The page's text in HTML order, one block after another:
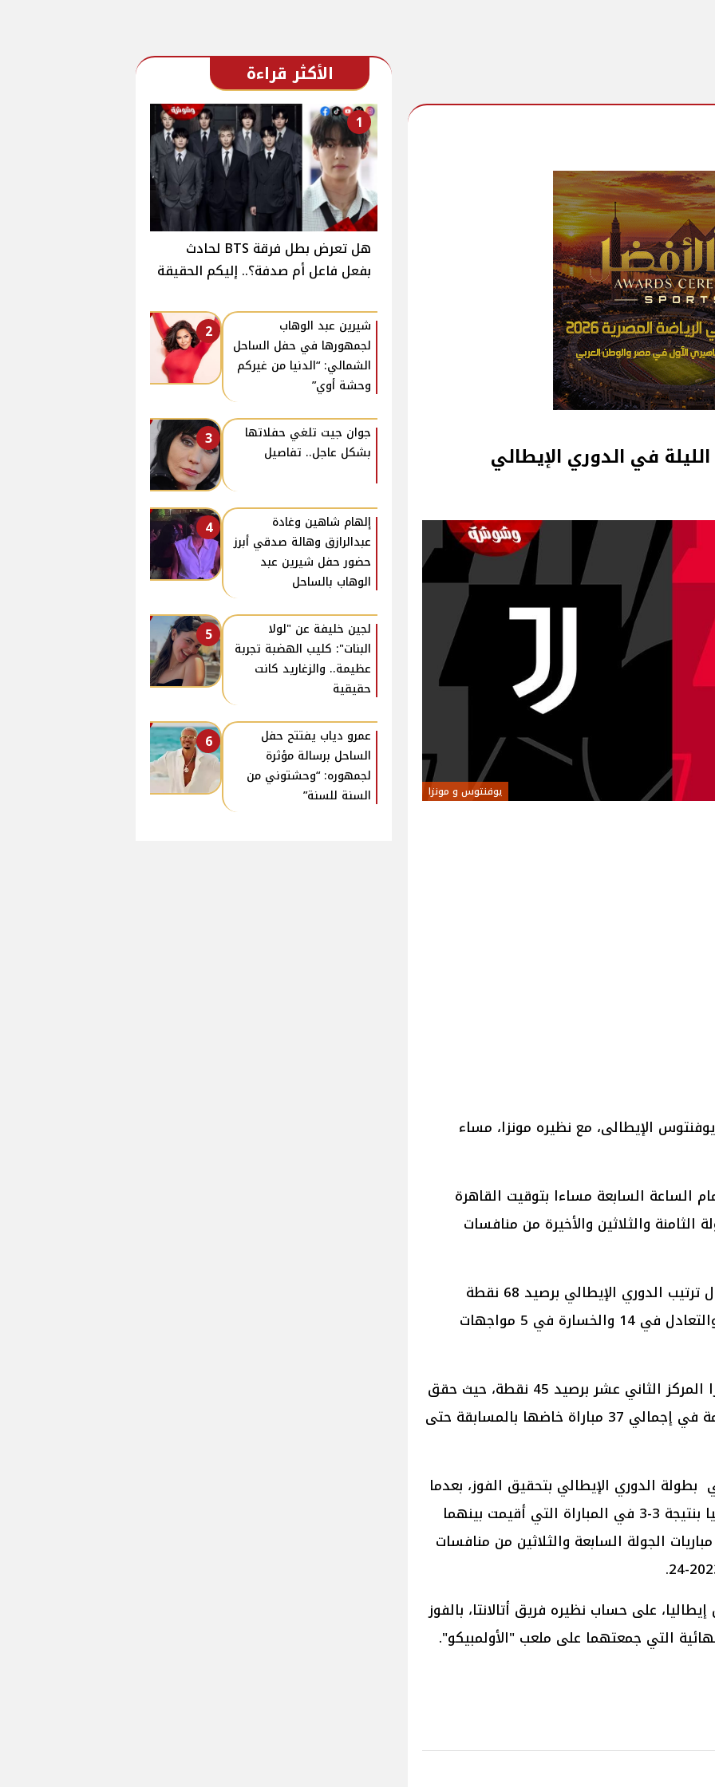
في الدوري الإيطالي
يوفنتوس و مونزا
الإيطالى، مع نظيره مونزا، مساء
الساعة السابعة مساءا بتوقيت القاهرة
والثلاثين والأخيرة من منافسات
ويحتل يوفنتوس المركز الرابع بجدول ترتيب الدوري الإيطالي برصيد 68 نقطة
جمعها من الفوز في 18 مواجهة والتعادل في 14 والخسارة في 5 مواجهات
وعلى الجانب الأخر، يحتل فريق مونزا المركز الثاني عشر برصيد 45 نقطة، حيث حقق
11 فوزا و12 تعادلا وتلقى 14 هزيمة في إجمالي 37 مباراة خاضها بالمسابقة حتى
الدوري الإيطالي بتحقيق الفوز، بعدما
حقق تعادلا مثيرا مؤخرا أمام بولونيا بنتيجة 3-3 في المباراة التي أقيمت بينهما
الجولة السابعة والثلاثين من منافسات
على حساب نظيره فريق أتالانتا، بالفوز
التي جمعتهما على ملعب "الأولمبيكو".
الأكثر قراءة
1
هل تعرض بطل فرقة BTS لحادث
بفعل فاعل أم صدفة؟.. إليكم الحقيقة
2
شيرين عبد الوهاب
لجمهورها في حفل الساحل
الشمالي: “الدنيا من غيركم
وحشة أوي”
3
جوان جيت تلغي حفلاتها
بشكل عاجل.. تفاصيل
4
إلهام شاهين وغادة
عبدالرازق وهالة صدقي أبرز
حضور حفل شيرين عبد
الوهاب بالساحل
5
لجين خليفة عن "لولا
البنات": كليب الهضبة تجربة
عظيمة.. والزغاريد كانت
حقيقية
6
عمرو دياب يفتتح حفل
الساحل برسالة مؤثرة
لجمهوره: “وحشتوني من
السنة للسنة”